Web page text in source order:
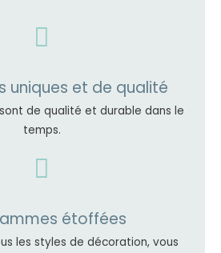
uniques et de qualité
de qualité et durable dans le
temps.
étoffées
les styles de décoration, vous